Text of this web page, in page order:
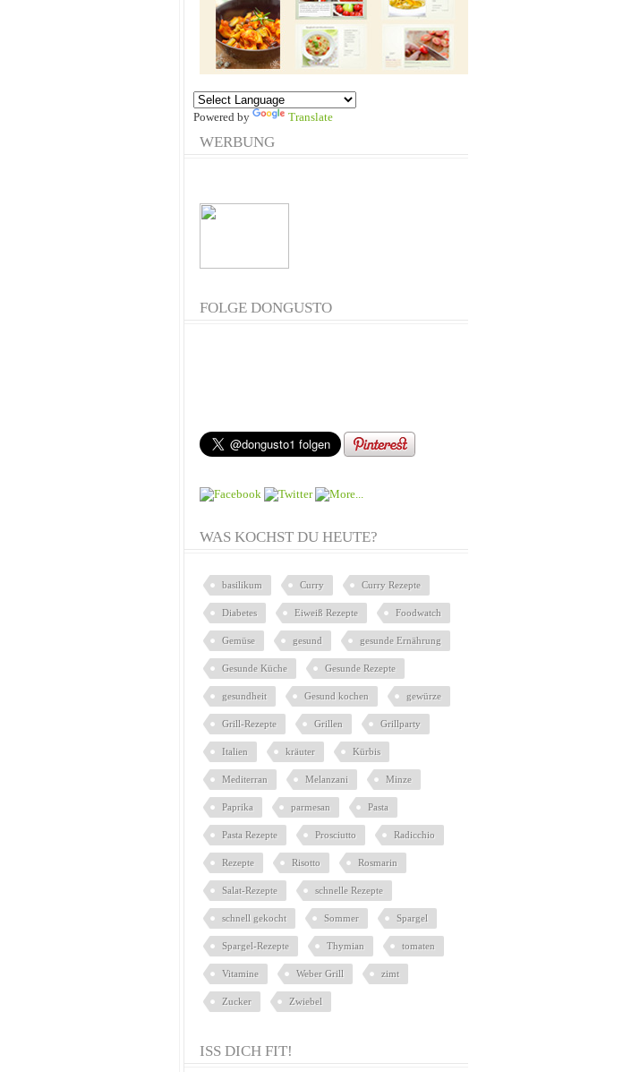
Powered by Translate
WERBUNG
FOLGE DONGUSTO
WAS KOCHST DU HEUTE?
basilikum Curry Curry Rezepte
Diabetes Eiweiß Rezepte Foodwatch
Gemüse gesund gesunde Ernährung
Gesunde Küche Gesunde Rezepte
gesundheit Gesund kochen gewürze
Grill-Rezepte Grillen Grillparty
Italien kräuter Kürbis
Mediterran Melanzani Minze
Paprika parmesan Pasta
Pasta Rezepte Prosciutto Radicchio
Rezepte Risotto Rosmarin
Salat-Rezepte schnelle Rezepte
schnell gekocht Sommer Spargel
Spargel-Rezepte Thymian tomaten
Vitamine Weber Grill zimt
Zucker Zwiebel
ISS DICH FIT!